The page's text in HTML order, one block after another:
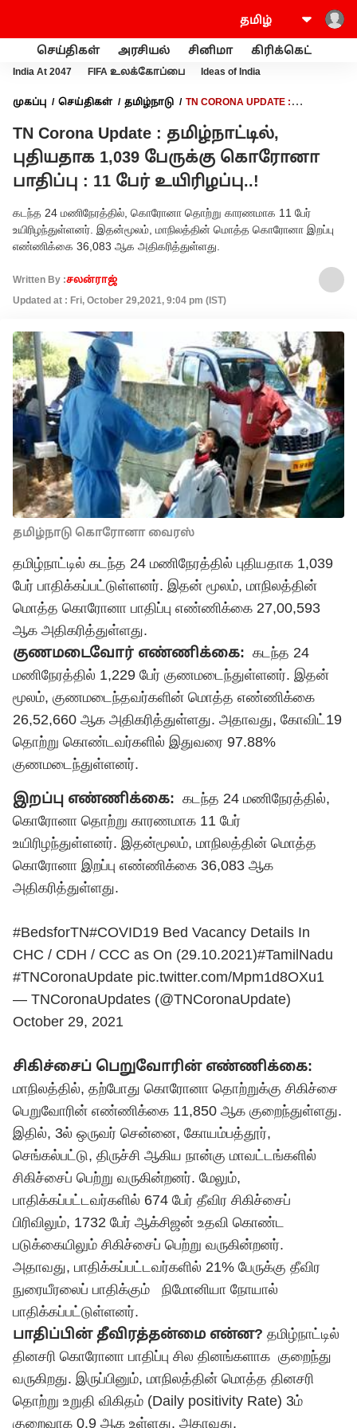
செய்திகள் அரசியல் சினிமா கிரிக்கெட்
India At 2047 FIFA உலக்கோப்பை Ideas of India
முகப்பு செய்திகள் தமிழ்நாடு
TN CORONA UPDATE :
பேர் உயிரிழப்பு..!
TN Corona Update : தமிழ்நாட்டில்,
புதியதாக 1,039 பேருக்கு கொரோனா
பாதிப்பு : 11 பேர் உயிரிழப்பு..!
கடந்த 24 மணிநேரத்தில், கொரோனா தொற்று காரணமாக 11 பேர்
உயிரிழந்துள்ளனர். இதன்மூலம், மாநிலத்தின் மொத்த கொரோனா இறப்பு
எண்ணிக்கை 36,083 ஆக அதிகரித்துள்ளது.
Written By :சலன்ராஜ்
Updated at : Fri, October 29,2021, 9:04 pm (IST)
தமிழ்நாடு கொரோனா வைரஸ்
தமிழ்நாட்டில் கடந்த 24 மணிநேரத்தில் புதியதாக 1,039
பேர் பாதிக்கப்பட்டுள்ளனர். இதன் மூலம், மாநிலத்தின்
மொத்த கொரோனா பாதிப்பு எண்ணிக்கை 27,00,593
ஆக அதிகரித்துள்ளது.
குணமடைவோர் எண்ணிக்கை: கடந்த 24
மணிநேரத்தில் 1,229 பேர் குணமடைந்துள்ளனர். இதன்
மூலம், குணமடைந்தவர்களின் மொத்த எண்ணிக்கை
26,52,660 ஆக அதிகரித்துள்ளது. அதாவது, கோவிட்19
தொற்று கொண்டவர்களில் இதுவரை 97.88%
குணமடைந்துள்ளனர்.
இறப்பு எண்ணிக்கை: கடந்த 24 மணிநேரத்தில்,
கொரோனா தொற்று காரணமாக 11 பேர்
உயிரிழந்துள்ளனர். இதன்மூலம், மாநிலத்தின் மொத்த
கொரோனா இறப்பு எண்ணிக்கை 36,083 ஆக
அதிகரித்துள்ளது.
#BedsforTN#COVID19 Bed Vacancy Details In
CHC / CDH / CCC as On (29.10.2021)#TamilNadu
#TNCoronaUpdate pic.twitter.com/Mpm1d8OXu1
— TNCoronaUpdates (@TNCoronaUpdate)
October 29, 2021
சிகிச்சைப் பெறுவோரின் எண்ணிக்கை:
மாநிலத்தில், தற்போது கொரோனா தொற்றுக்கு சிகிச்சை
பெறுவோரின் எண்ணிக்கை 11,850 ஆக குறைந்துள்ளது.
இதில், 3ல் ஒருவர் சென்னை, கோயம்பத்தூர்,
செங்கல்பட்டு, திருச்சி ஆகிய நான்கு மாவட்டங்களில்
சிகிச்சைப் பெற்று வருகின்றனர். மேலும்,
பாதிக்கப்பட்டவர்களில் 674 பேர் தீவிர சிகிச்சைப்
பிரிவிலும், 1732 பேர் ஆக்சிஜன் உதவி கொண்ட
படுக்கையிலும் சிகிச்சைப் பெற்று வருகின்றனர்.
அதாவது, பாதிக்கப்பட்டவர்களில் 21% பேருக்கு தீவிர
நுரையீரலைப் பாதிக்கும் நிமோனியா நோயால்
பாதிக்கப்பட்டுள்ளனர்.
பாதிப்பின் தீவிரத்தன்மை என்ன? தமிழ்நாட்டில்
தினசரி கொரோனா பாதிப்பு சில தினங்களாக குறைந்து
வருகிறது. இருப்பினும், மாநிலத்தின் மொத்த தினசரி
தொற்று உறுதி விகிதம் (Daily positivity Rate) 3ம்
குறைவாக 0.9 ஆக உள்ளது. அதாவது,